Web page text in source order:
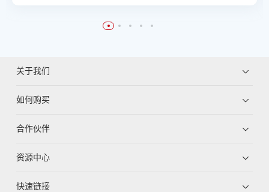
关于我们
如何购买
合作伙伴
资源中心
快速链接